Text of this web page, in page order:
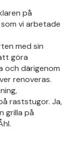
på
vi arbetade
med sin
göra
och därigenom
renoveras.
raststugor. Ja,
grilla på